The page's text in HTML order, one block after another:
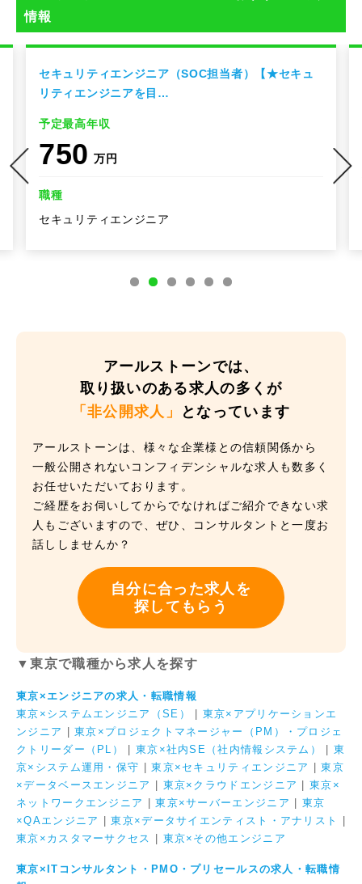
情報
セキュリティエンジニア（SOC担当者）【★セキュ
リティエンジニアを目…
予定最高年収
750 万円
職種
セキュリティエンジニア
アールストーンでは、
取り扱いのある求人の多くが
「非公開求人」
となっています
アールストーンは、様々な企業様との信頼関係から
一般公開されないコンフィデンシャルな求人も数多く
お任せいただいております。
ご経歴をお伺いしてからでなければご紹介できない求
人もございますので、ぜひ、コンサルタントと一度お
話ししませんか？
自分に合った求人を
探してもらう
▼東京で職種から求人を探す
東京×エンジニアの求人・転職情報
東京×システムエンジニア（SE）
東京×アプリケーションエ
ンジニア
|東京×プロジェクトマネージャー（PM）・プロジェ
クトリーダー（PL）
東京×社内SE（社内情報システム）
東
京×システム運用・保守 |東京×セキュリティエンジニア |東京
×データベースエンジニア
東京×クラウドエンジニア |東京×
ネットワークエンジニア
|東京×サーバーエンジニア
東京
×QAエンジニア
|東京×データサイエンティスト・アナリスト
東京×カスタマーサクセス
東京×その他エンジニア
東京×ITコンサルタント・PMO・プリセールスの求人・転職情